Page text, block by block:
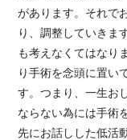
があります。それで
り、調整していきま
も考えなくてはなり
り手術を念頭に置い
す。つまり、一生お
ならない為には手術
先にお話しした低活